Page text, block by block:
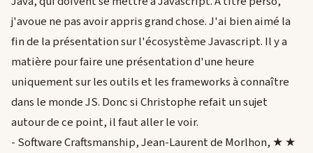
j'avoue ne pas avoir appris grand chose. J'ai bien aimé la
fin de la présentation sur l'écosystème Javascript. Il y a
matière pour faire une présentation d'une heure
uniquement sur les outils et les frameworks à connaître
dans le monde JS. Donc si Christophe refait un sujet
autour de ce point, il faut aller le voir.
- Software Craftsmanship, Jean-Laurent de Morlhon, ★ ★